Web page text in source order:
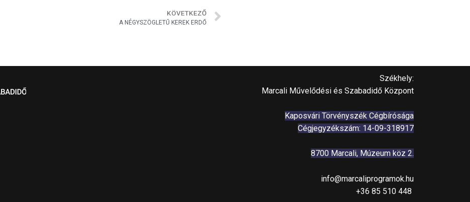
KÖVETKEZŐ
A NÉGYSZÖGLETŰ KEREK ERDŐ
Székhely:
Marcali Művelődési és Szabadidő Központ
Kaposvári Törvényszék Cégbírósága
Cégjegyzékszám: 14-09-318917
8700 Marcali, Múzeum köz 2.
info@marcaliprogramok.hu
+36 85 510 448